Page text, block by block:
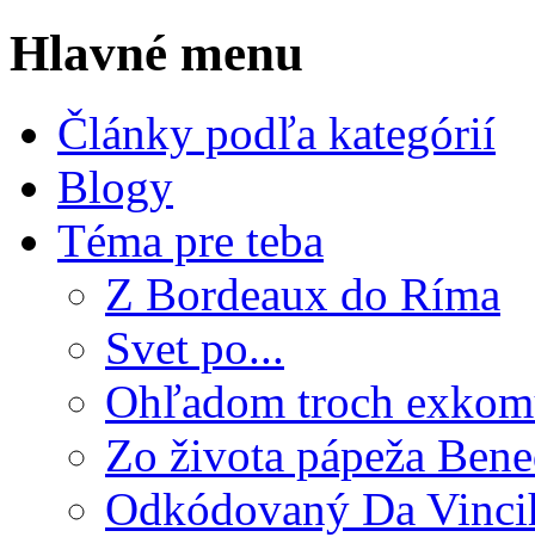
Hlavné menu
Články podľa kategórií
Blogy
Téma pre teba
Z Bordeaux do Ríma
Svet po...
Ohľadom troch
Zo života pápeža
Odkódovaný Da